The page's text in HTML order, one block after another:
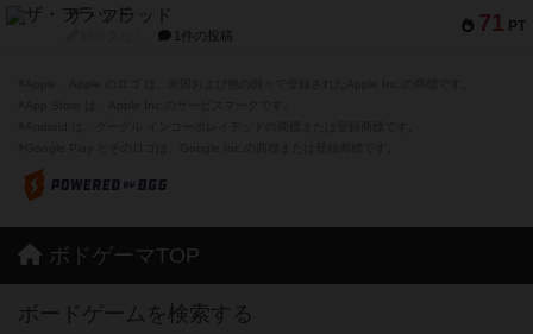
71 PT
ザ・フラッド
1件の投稿
ボドゲーマTOP
ボードゲームを検索する